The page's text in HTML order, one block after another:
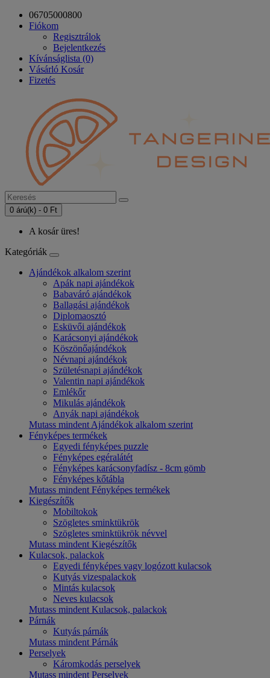
06705000800
Fiókom
Regisztrálok
Bejelentkezés
Kívánságlista (0)
Vásárló Kosár
Fizetés
0 árú(k) - 0 Ft
A kosár üres!
Kategóriák
Ajándékok alkalom szerint
Apák napi ajándékok
Babaváró ajándékok
Ballagási ajándékok
Diplomaosztó
Esküvői ajándékok
Karácsonyi ajándékok
Köszönőajándékok
Névnapi ajándékok
Születésnapi ajándékok
Valentin napi ajándékok
Emlékőr
Mikulás ajándékok
Anyák napi ajándékok
Mutass mindent Ajándékok alkalom szerint
Fényképes termékek
Egyedi fényképes puzzle
Fényképes egéralátét
Fényképes karácsonyfadísz - 8cm gömb
Fényképes kőtábla
Mutass mindent Fényképes termékek
Kiegészítők
Mobiltokok
Szögletes sminktükrök
Szögletes sminktükrök névvel
Mutass mindent Kiegészítők
Kulacsok, palackok
Egyedi fényképes vagy logózott kulacsok
Kutyás vizespalackok
Mintás kulacsok
Neves kulacsok
Mutass mindent Kulacsok, palackok
Párnák
Kutyás párnák
Mutass mindent Párnák
Perselyek
Káromkodás perselyek
Mutass mindent Perselyek